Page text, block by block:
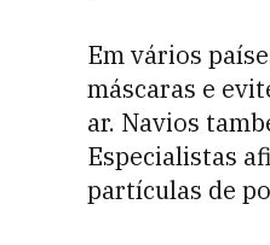
Em vários
máscaras e
ar. Navios
Especialistas
partículas de